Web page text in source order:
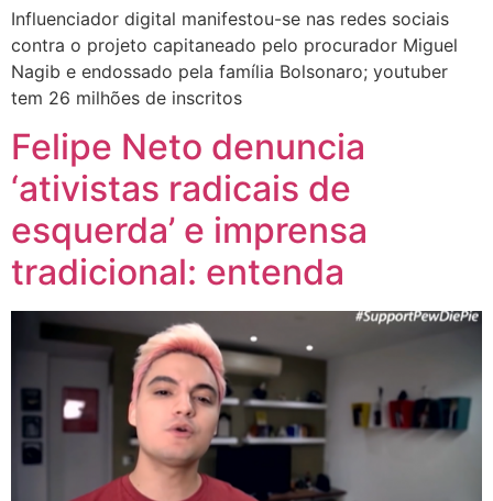
Influenciador digital manifestou-se nas redes sociais
contra o projeto capitaneado pelo procurador Miguel
Nagib e endossado pela família Bolsonaro; youtuber
tem 26 milhões de inscritos
Felipe Neto denuncia
‘ativistas radicais de
esquerda’ e imprensa
tradicional: entenda